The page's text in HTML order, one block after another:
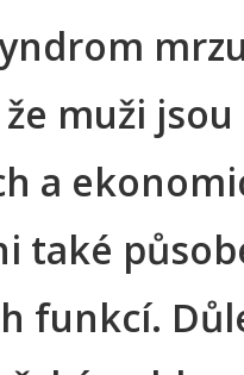
že muži
a
také
funkcí.